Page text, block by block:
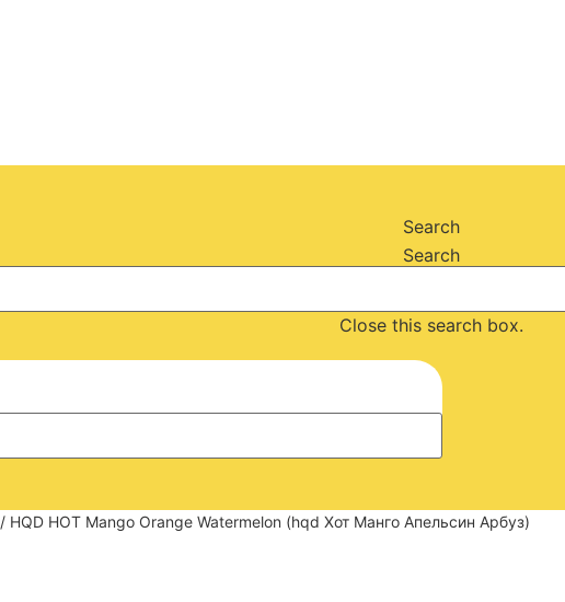
Search
Search
Close this search box.
/ HQD HOT Mango Orange Watermelon (hqd Хот Манго Апельсин Арбуз)